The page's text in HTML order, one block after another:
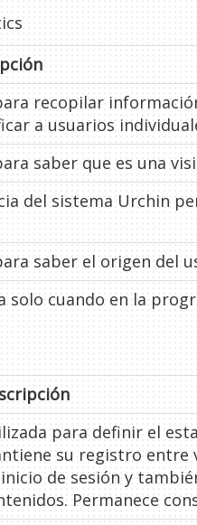
recopilar
a usuarios
saber que es una
del sistema Urchin
saber el origen del
solo cuando en la
para definir el
su registro entre
de sesión y
Permanece